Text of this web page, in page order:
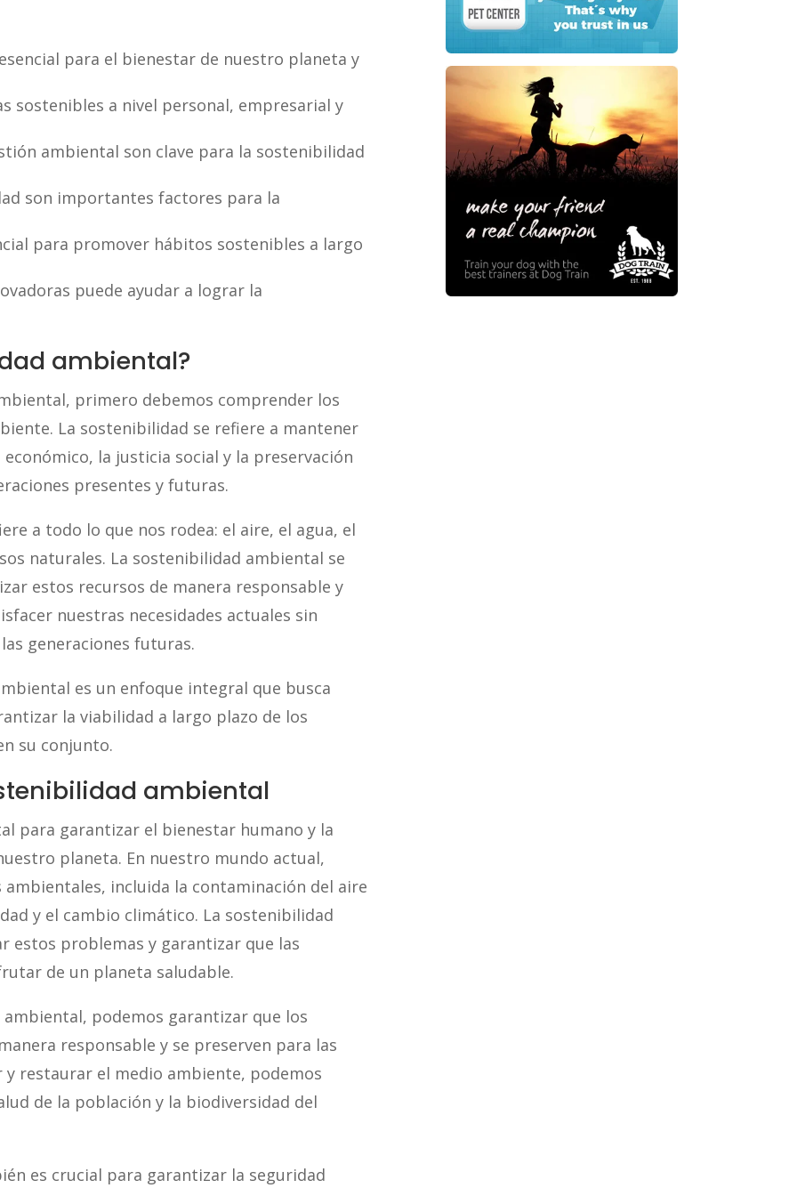
para el bienestar de nuestro planeta y
sostenibles a nivel personal, empresarial y
ambiental son clave para la sostenibilidad
son importantes factores para la
para promover hábitos sostenibles a largo
puede ayudar a lograr la
ambiental?
primero debemos comprender los
La sostenibilidad se refiere a mantener
la justicia social y la preservación
presentes y futuras.
a todo lo que nos rodea: el aire, el agua, el
naturales. La sostenibilidad ambiental se
estos recursos de manera responsable y
nuestras necesidades actuales sin
generaciones futuras.
es un enfoque integral que busca
la viabilidad a largo plazo de los
su conjunto.
ambiental
para garantizar el bienestar humano y la
planeta. En nuestro mundo actual,
incluida la contaminación del aire
y el cambio climático. La sostenibilidad
estos problemas y garantizar que las
de un planeta saludable.
podemos garantizar que los
responsable y se preserven para las
restaurar el medio ambiente, podemos
de la población y la biodiversidad del
es crucial para garantizar la seguridad